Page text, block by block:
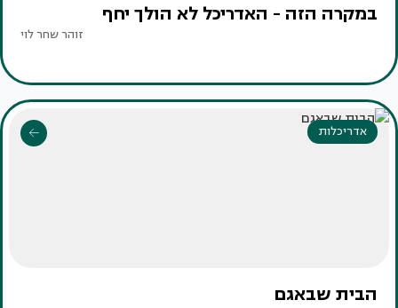
במקרה הזה - האדריכל לא הולך יחף
זוהר שחר לוי
אדריכלות
הבית שבאגם